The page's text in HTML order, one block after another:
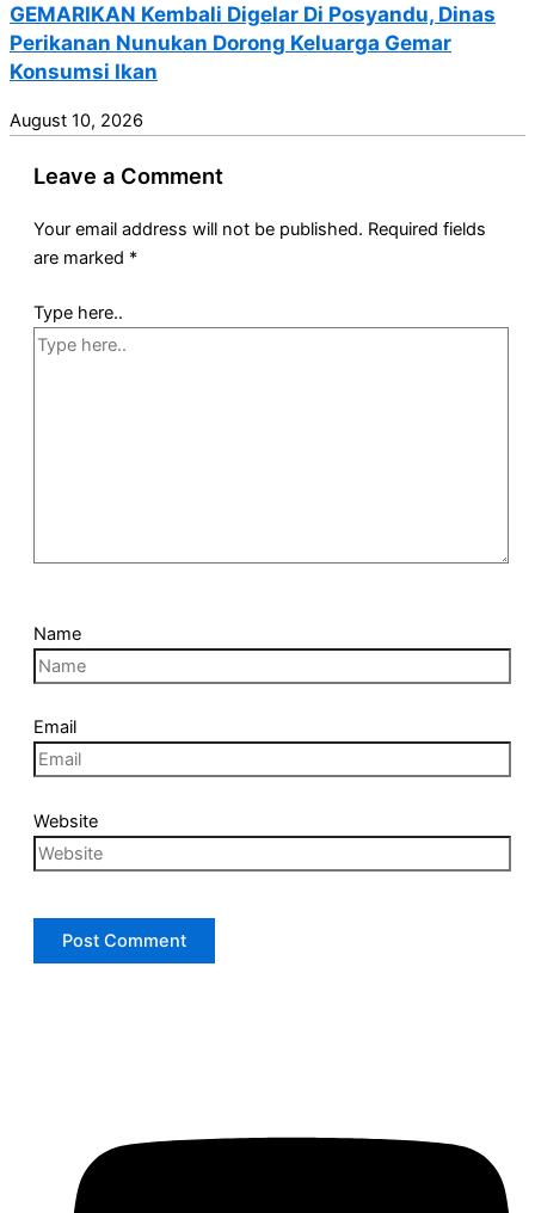
GEMARIKAN Kembali Digelar Di Posyandu, Dinas
Perikanan Nunukan Dorong Keluarga Gemar
Konsumsi Ikan
August 10, 2026
Leave a Comment
Your email address will not be published. Required fields
are marked *
Type here..
Name
Email
Website